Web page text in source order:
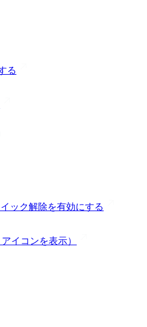
る
ック解除を有効にする
イコンを表示）